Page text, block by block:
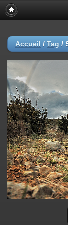
Accueil / Tag /